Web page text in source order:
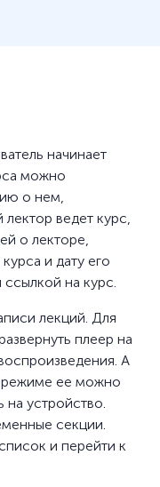
начинает
можно
о нем,
лектор ведет курс,
о лекторе,
и дату его
на курс.
лекций. Для
плеер на
А
режиме ее можно
на устройство.
секции.
и перейти к